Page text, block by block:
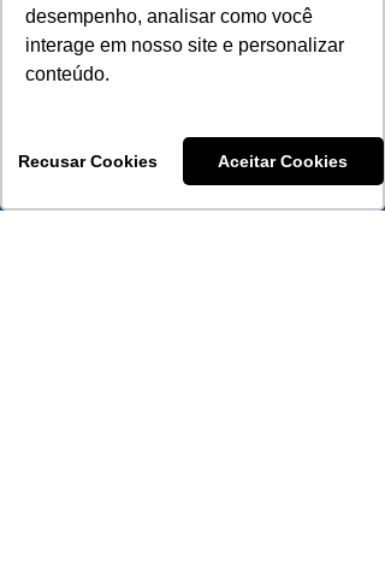
desempenho, analisar como você
interage em nosso site e personalizar
conteúdo.
Recusar Cookies Aceitar Cookies
Corretora